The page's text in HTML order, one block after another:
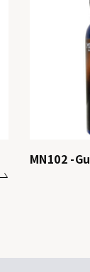
MN102 -